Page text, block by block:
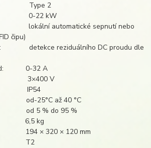
Type 2
0-22 kW
automatické sepnutí nebo
čipu)
detekce reziduálního DC proudu dle
0-32 A
3×400 V
IP54
od-25°C až 40 °C
od 5 % do 95 %
6,5 kg
× 320 × 120 mm
T2